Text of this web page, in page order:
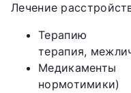
Лечение
Терапию
терапия,
нормотимики)